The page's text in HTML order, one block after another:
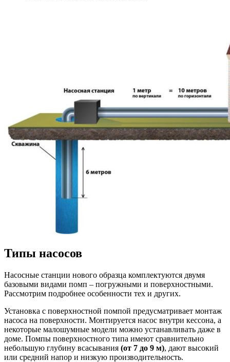
Типы насосов
Насосные станции нового образца комплектуются двумя
базовыми видами помп – погружными и поверхностными.
Рассмотрим подробнее особенности тех и других.
Установка с поверхностной помпой предусматривает монтаж
насоса на поверхности. Монтируется насос внутри кессона, а
некоторые малошумные модели можно устанавливать даже в
доме. Помпы поверхностного типа имеют сравнительно
небольшую глубину всасывания (от 7 до 9 м), дают высокий
или средний напор и низкую производительность.